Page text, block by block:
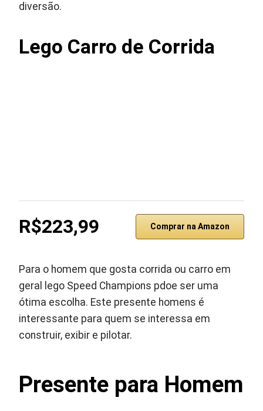
diversão.
Lego Carro de Corrida
R$223,99 Comprar na Amazon
Para o homem que gosta corrida ou carro em
geral lego Speed Champions pdoe ser uma
ótima escolha. Este presente homens é
interessante para quem se interessa em
construir, exibir e pilotar.
Presente para Homem